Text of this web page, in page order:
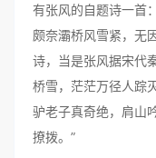
有张风的自题诗一首
颇奈灞桥风雪紧，无
诗，当是张风据宋代
桥雪，茫茫万径人踪
驴老子真奇绝，肩山
撩拨。”